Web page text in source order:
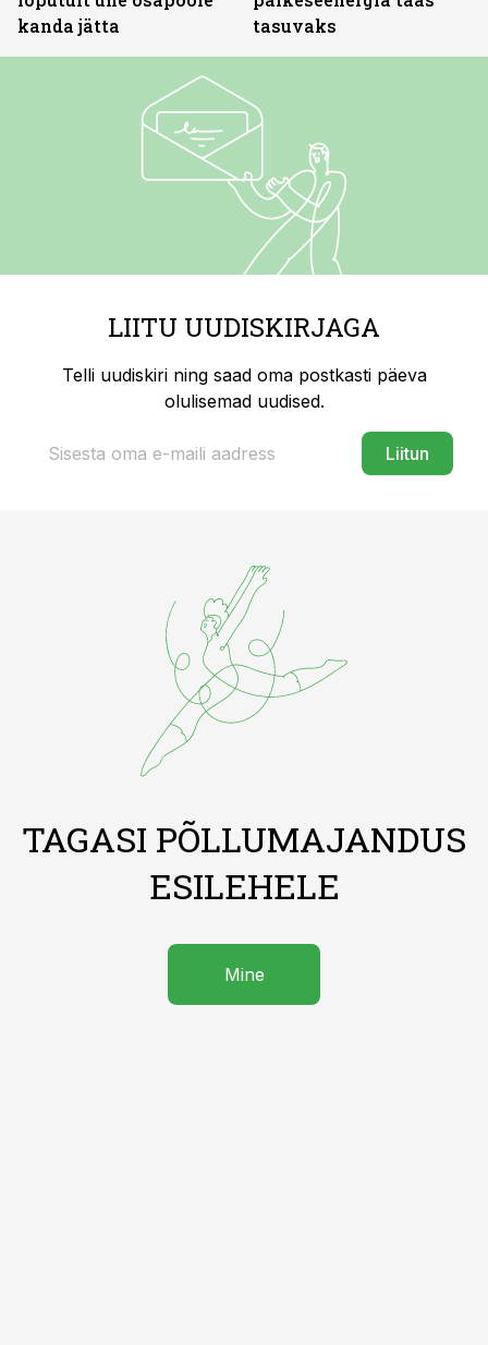
kanda jätta
tasuvaks
LIITU UUDISKIRJAGA
Telli uudiskiri ning saad oma postkasti päeva
olulisemad uudised.
Liitun
TAGASI PÕLLUMAJANDUS
ESILEHELE
Mine